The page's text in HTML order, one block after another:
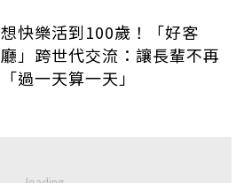
想快樂活到100歲！「好客
廳」跨世代交流：讓長輩不再
「過一天算一天」